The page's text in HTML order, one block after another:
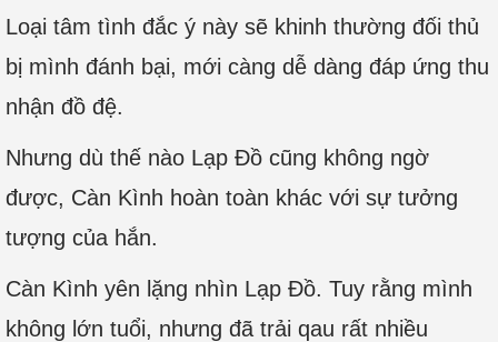
Loại tâm tình đắc ý này sẽ khinh thường đối thủ
bị mình đánh bại, mới càng dễ dàng đáp ứng thu
nhận đồ đệ.
Nhưng dù thế nào Lạp Đồ cũng không ngờ
được, Càn Kình hoàn toàn khác với sự tưởng
tượng của hắn.
Càn Kình yên lặng nhìn Lạp Đồ. Tuy rằng mình
không lớn tuổi, nhưng đã trải qau rất nhiều